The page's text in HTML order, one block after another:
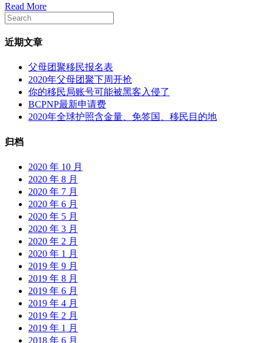
母
团
已
经
批
Read More
近期文章
父母团聚移民报名表
2020年父母团聚下周开抢
你的移民局账号可能被黑客入侵了
BCPNP最新申请费
2020年全球护照含金量、免签国、移民目的地
归档
2020 年 10 月
2020 年 8 月
2020 年 7 月
2020 年 6 月
2020 年 5 月
2020 年 3 月
2020 年 2 月
2020 年 1 月
2019 年 9 月
2019 年 8 月
2019 年 6 月
2019 年 4 月
2019 年 2 月
2019 年 1 月
2018 年 6 月